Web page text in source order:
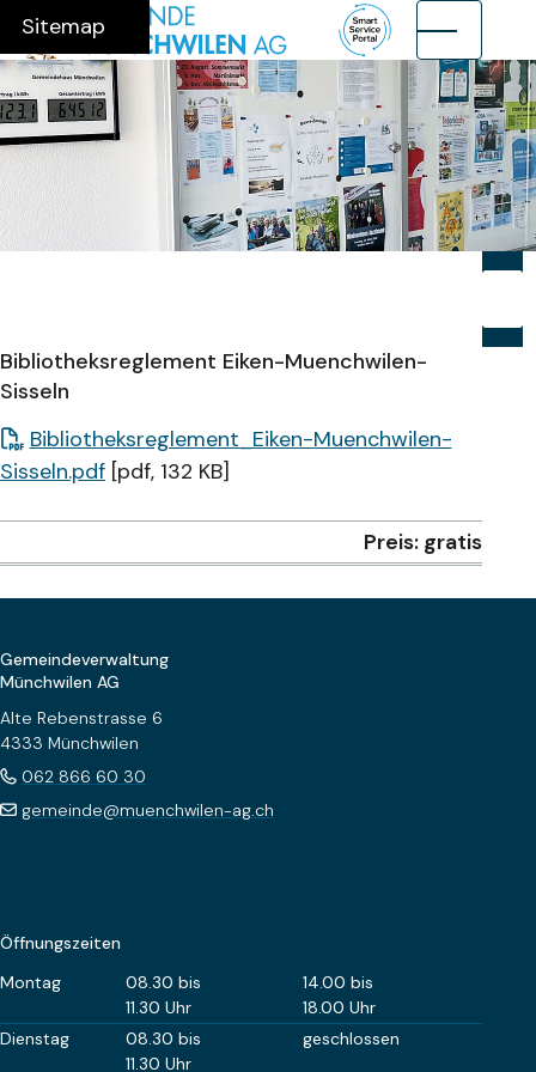
Navigieren in Münchwilen AG
Schnellnavigation
Home
Navigation
Inhalt
Suche
Sitemap
Bibliotheksreglement Eiken-Muenchwilen-
Sisseln
Bibliotheksreglement_Eiken-Muenchwilen-
Sisseln.pdf [pdf, 132 KB]
Preis: gratis
Gemeindeverwaltung
Münchwilen AG
Alte Rebenstrasse 6
4333 Münchwilen
062 866 60 30
gemeinde@muenchwilen-ag.ch
Öffnungszeiten
Wochentag
Öffnungszeiten Vormittag Öffnungszeiten
Montag
08.30 bis
11.30 Uhr
14.00 bis
18.00 Uhr
Dienstag
08.30 bis
11.30 Uhr
geschlossen